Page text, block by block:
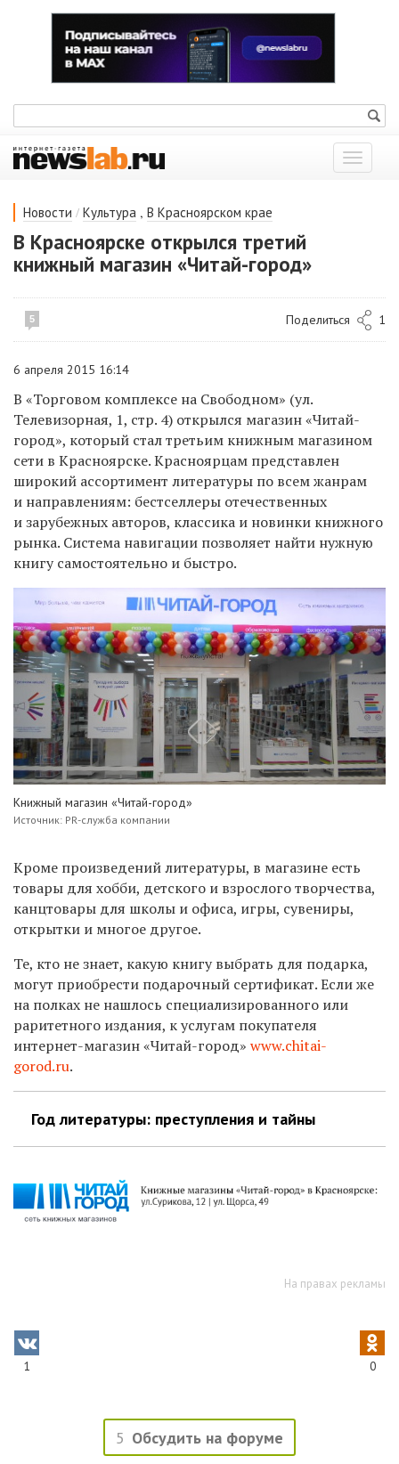
Показать
меню
Новости / Культура , В Красноярском крае
В Красноярске открылся третий
книжный магазин «Читай-город»
5 Поделиться 1
6 апреля 2015 16:14
В «Торговом комплексе на Свободном» (ул.
Телевизорная, 1, стр. 4) открылся магазин «Читай-
город», который стал третьим книжным магазином
сети в Красноярске. Красноярцам представлен
широкий ассортимент литературы по всем жанрам
и направлениям: бестселлеры отечественных
и зарубежных авторов, классика и новинки книжного
рынка. Система навигации позволяет найти нужную
книгу самостоятельно и быстро.
Книжный магазин «Читай-город»
Источник: PR-служба компании
Кроме произведений литературы, в магазине есть
товары для хобби, детского и взрослого творчества,
канцтовары для школы и офиса, игры, сувениры,
открытки и многое другое.
Те, кто не знает, какую книгу выбрать для подарка,
могут приобрести подарочный сертификат. Если же
на полках не нашлось специализированного или
раритетного издания, к услугам покупателя
интернет-магазин «Читай-город» www.chitai-
gorod.ru.
Год литературы: преступления и тайны
На правах рекламы
1 0
5 Обсудить на форуме